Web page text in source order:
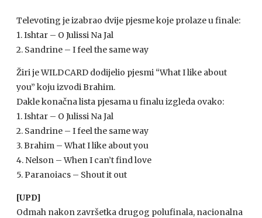
Televoting je izabrao dvije pjesme koje prolaze u finale:
1. Ishtar – O Julissi Na Jal
2. Sandrine – I feel the same way
Žiri jeWILDCARD dodijelio pjesmi “What I like about
you” koju izvodi Brahim.
Dakle konačna lista pjesama u finalu izgleda ovako:
1. Ishtar – O Julissi Na Jal
2. Sandrine – I feel the same way
3. Brahim – What I like about you
4. Nelson – When I can’t find love
5. Paranoiacs – Shout it out
[UPD]
Odmah nakon završetka drugog polufinala, nacionalna